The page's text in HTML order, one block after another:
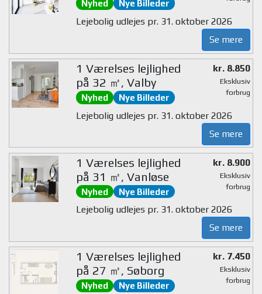
Nyhed Nye Billeder
Lejebolig udlejes pr. 31. oktober 2026
Se mere
1 Værelses lejlighed
på 32 ㎡, Valby
Nyhed Nye Billeder
kr. 8.850
Eksklusiv
forbrug
Lejebolig udlejes pr. 31. oktober 2026
Se mere
1 Værelses lejlighed
på 31 ㎡, Vanløse
Nyhed Nye Billeder
kr. 8.900
Eksklusiv
forbrug
Lejebolig udlejes pr. 31. oktober 2026
Se mere
1 Værelses lejlighed
på 27 ㎡, Søborg
Nyhed Nye Billeder
kr. 7.450
Eksklusiv
forbrug